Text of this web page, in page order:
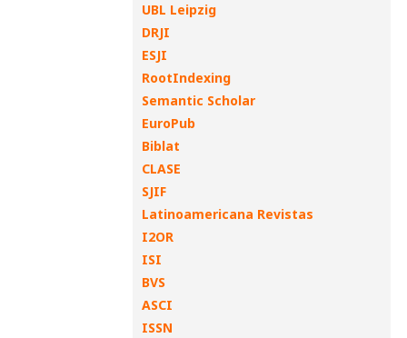
UBL Leipzig
DRJI
ESJI
RootIndexing
Semantic Scholar
EuroPub
Biblat
CLASE
SJIF
Latinoamericana Revistas
I2OR
ISI
BVS
ASCI
ISSN